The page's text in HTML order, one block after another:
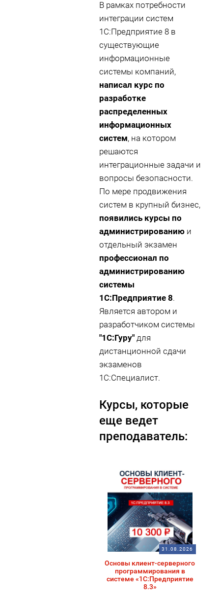
В рамках потребности
интеграции систем
1С:Предприятие 8 в
существующие
информационные
системы компаний,
написал курс по
разработке
распределенных
информационных
систем, на котором
решаются
интеграционные задачи и
вопросы безопасности.
По мере продвижения
систем в крупный бизнес,
появились курсы по
администрированиюи
отдельный экзамен
профессионал по
администрированию
системы
1С:Предприятие 8.
Является автором и
разработчиком системы
"1С:Гуру"для
дистанционной сдачи
экзаменов
1С:Специалист.
Курсы, которые
еще ведет
преподаватель:
31.08.2026
Основы клиент-серверного
программирования в
системе «1С:Предприятие
8.3»